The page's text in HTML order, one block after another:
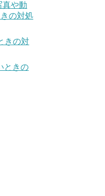
真や動
の対処
きの対
ときの